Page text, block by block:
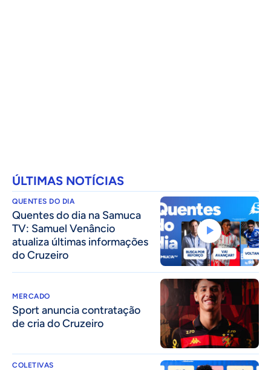
ÚLTIMAS NOTÍCIAS
QUENTES DO DIA
Quentes do dia na Samuca
TV: Samuel Venâncio
atualiza últimas informações
do Cruzeiro
MERCADO
Sport anuncia contratação
de cria do Cruzeiro
COLETIVAS